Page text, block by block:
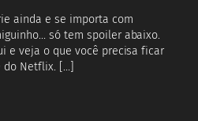
ainda e se importa com
só tem spoiler abaixo.
e veja o que você precisa ficar
do Netflix. […]